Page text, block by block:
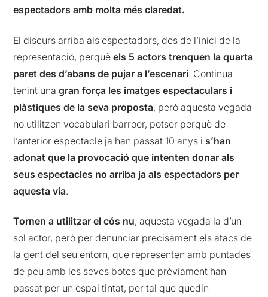
espectadors amb molta més claredat.
El discurs arriba als espectadors, des de l’inici de la
representació, perquèels 5 actors trenquen la quarta
paret des d’abans de pujar a l’escenari. Continua
tenint unagran força les imatges espectaculars i
plàstiques de la seva proposta, però aquesta vegada
no utilitzen vocabulari barroer, potser perquè de
l’anterior espectacle ja han passat 10 anys i s’han
adonat que la provocació que intenten donar als
seus espectacles no arriba ja als espectadors per
aquesta via.
Tornen a utilitzar el cós nu, aquesta vegada la d’un
sol actor, però per denunciar precisament els atacs de
la gent del seu entorn, que representen amb puntades
de peu amb les seves botes que prèviament han
passat per un espai tintat, per tal que quedin